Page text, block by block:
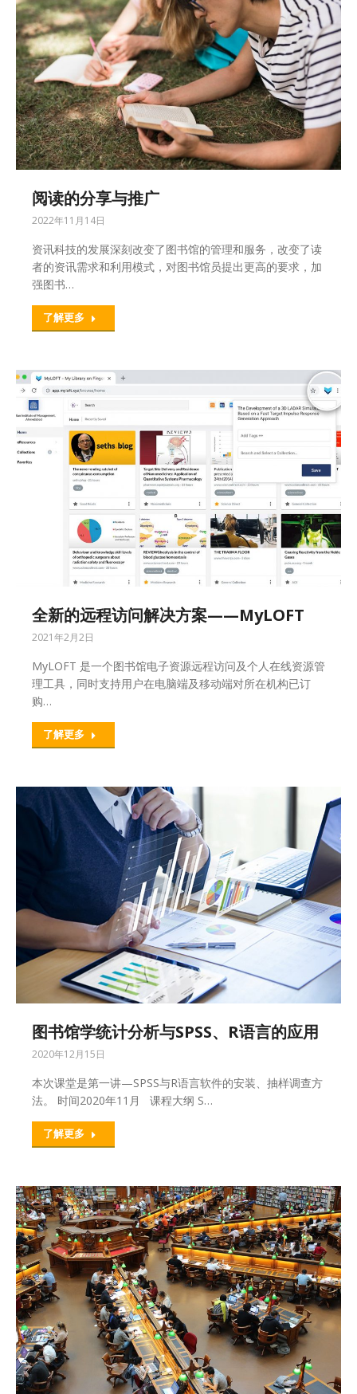
阅读的分享与推广
2022年11月14日
资讯科技的发展深刻改变了图书馆的管理和服务，改变了读
者的资讯需求和利用模式，对图书馆员提出更高的要求，加
强图书…
了解更多
全新的远程访问解决方案——MyLOFT
2021年2月2日
MyLOFT 是一个图书馆电子资源远程访问及个人在线资源管
理工具，同时支持用户在电脑端及移动端对所在机构已订
购…
了解更多
图书馆学统计分析与SPSS、R语言的应用
2020年12月15日
本次课堂是第一讲—SPSS与R语言软件的安装、抽样调查方
法。 时间2020年11月 课程大纲 S…
了解更多